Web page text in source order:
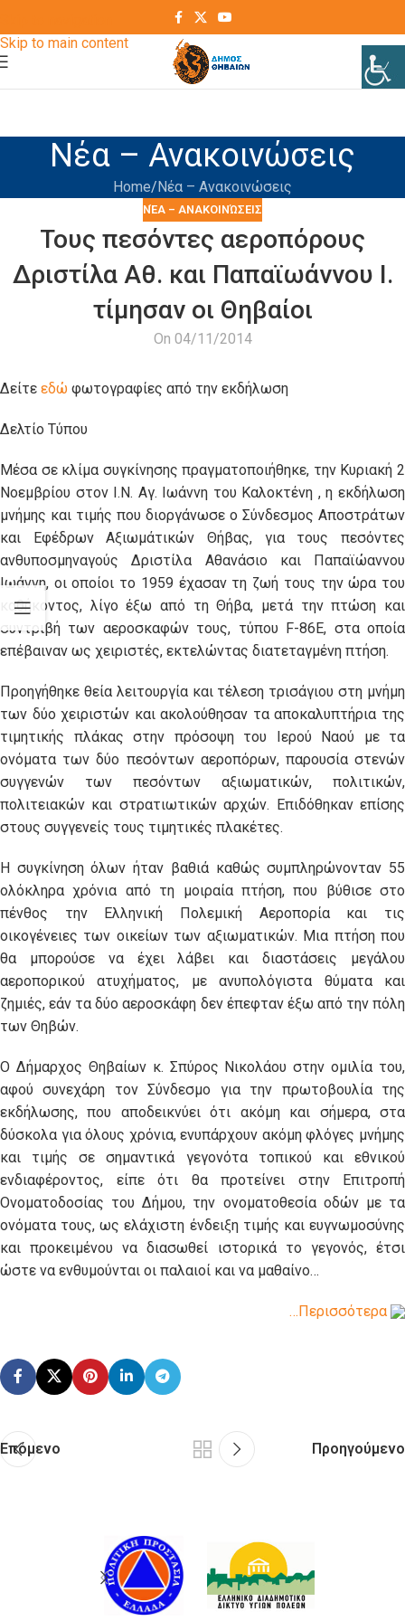
Skip to main content
Νέα – Ανακοινώσεις
Home Νέα – Ανακοινώσεις
ΝΈΑ – ΑΝΑΚΟΙΝΏΣΕΙΣ
Τους πεσόντες αεροπόρους
Δριστίλα Αθ. και Παπαϊωάννου Ι.
τίμησαν οι Θηβαίοι
On 04/11/2014
Δείτε εδώ φωτογραφίες από την εκδήλωση
Δελτίο Τύπου
Μέσα σε κλίμα συγκίνησης πραγματοποιήθηκε, την Κυριακή 2
Νοεμβρίου στον Ι.Ν. Αγ. Ιωάννη του Καλοκτένη , η εκδήλωση
μνήμης και τιμής που διοργάνωσε ο Σύνδεσμος Αποστράτων
και Εφέδρων Αξιωμάτικών Θήβας, για τους πεσόντες
ανθυποσμηναγούς Δριστίλα Αθανάσιο και Παπαϊώαννου
Ιωάννη, οι οποίοι το 1959 έχασαν τη ζωή τους την ώρα του
καθήκοντος, λίγο έξω από τη Θήβα, μετά την πτώση και
συντριβή των αεροσκαφών τους, τύπου F-86E, στα οποία
επέβαιναν ως χειριστές, εκτελώντας διατεταγμένη πτήση.
Προηγήθηκε θεία λειτουργία και τέλεση τρισάγιου στη μνήμη
των δύο χειριστών και ακολούθησαν τα αποκαλυπτήρια της
τιμητικής πλάκας στην πρόσοψη του Ιερού Ναού με τα
ονόματα των δύο πεσόντων αεροπόρων, παρουσία στενών
συγγενών των πεσόντων αξιωματικών, πολιτικών,
πολιτειακών και στρατιωτικών αρχών. Επιδόθηκαν επίσης
στους συγγενείς τους τιμητικές πλακέτες.
Η συγκίνηση όλων ήταν βαθιά καθώς συμπληρώνονταν 55
ολόκληρα χρόνια από τη μοιραία πτήση, που βύθισε στο
πένθος την Ελληνική Πολεμική Αεροπορία και τις
οικογένειες των οικείων των αξιωματικών. Μια πτήση που
θα μπορούσε να έχει λάβει και διαστάσεις μεγάλου
αεροπορικού ατυχήματος, με ανυπολόγιστα θύματα και
ζημιές, εάν τα δύο αεροσκάφη δεν έπεφταν έξω από την πόλη
των Θηβών.
Ο Δήμαρχος Θηβαίων κ. Σπύρος Νικολάου στην ομιλία του,
αφού συνεχάρη τον Σύνδεσμο για την πρωτοβουλία της
εκδήλωσης, που αποδεικνύει ότι ακόμη και σήμερα, στα
δύσκολα για όλους χρόνια, ενυπάρχουν ακόμη φλόγες μνήμης
και τιμής σε σημαντικά γεγονότα τοπικού και εθνικού
ενδιαφέροντος, είπε ότι θα προτείνει στην Επιτροπή
Ονοματοδοσίας του Δήμου, την ονοματοθεσία οδών με τα
ονόματα τους, ως ελάχιστη ένδειξη τιμής και ευγνωμοσύνης
και προκειμένου να διασωθεί ιστορικά το γεγονός, έτσι
ώστε να ενθυμούνται οι παλαιοί και να μαθαίνο…
…Περισσότερα
Επόμενο Προηγούμενο